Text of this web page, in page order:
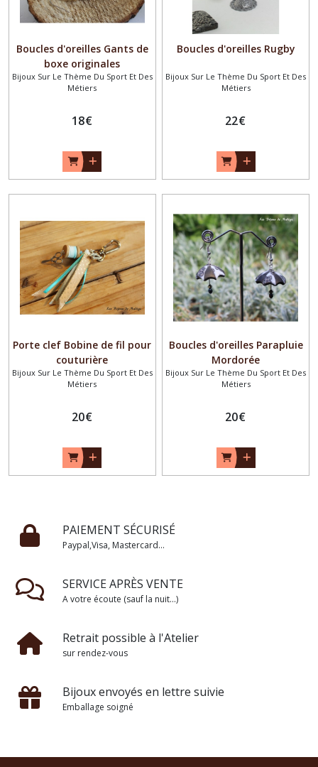
Boucles d'oreilles Gants de
boxe originales
Bijoux Sur Le Thème Du Sport Et Des
Métiers
18€
Boucles d'oreilles Rugby
Bijoux Sur Le Thème Du Sport Et Des
Métiers
22€
Porte clef Bobine de fil pour
couturière
Bijoux Sur Le Thème Du Sport Et Des
Métiers
20€
Boucles d'oreilles Parapluie
Mordorée
Bijoux Sur Le Thème Du Sport Et Des
Métiers
20€
PAIEMENT SÉCURISÉ
Paypal,Visa, Mastercard...
SERVICE APRÈS VENTE
A votre écoute (sauf la nuit...)
Retrait possible à l'Atelier
sur rendez-vous
Bijoux envoyés en lettre suivie
Emballage soigné